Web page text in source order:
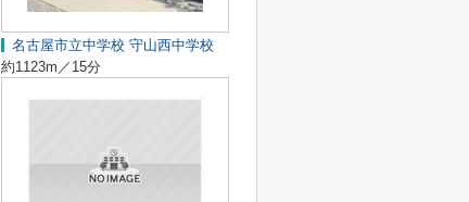
名古屋市立中学校 守山西中学校
約1123m／15分